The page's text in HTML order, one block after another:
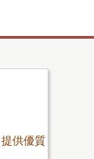
供優質